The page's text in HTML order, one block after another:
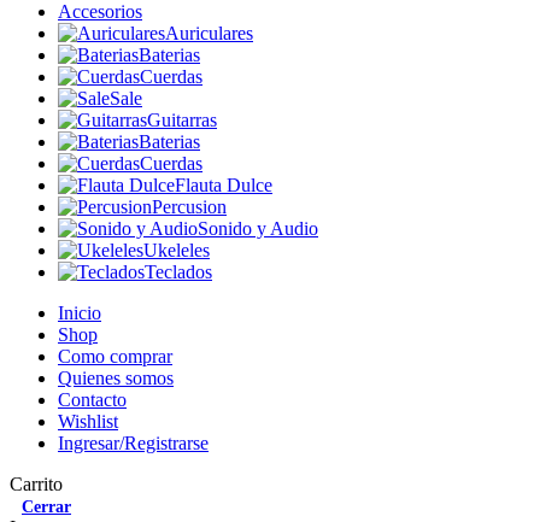
Accesorios
Auriculares
Baterias
Cuerdas
Sale
Guitarras
Baterias
Cuerdas
Flauta Dulce
Percusion
Sonido y Audio
Ukeleles
Teclados
Inicio
Shop
Como comprar
Quienes somos
Contacto
Wishlist
Ingresar/Registrarse
Carrito
Cerrar